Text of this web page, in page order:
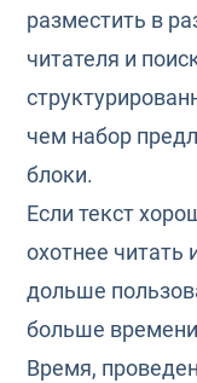
разместить в
читателя и
чем набор
блоки.
Если текст
охотнее
дольше
больше
Время,